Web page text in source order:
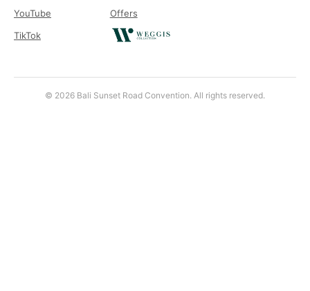
YouTube
TikTok
Offers
© 2026 Bali Sunset Road Convention. All rights reserved.